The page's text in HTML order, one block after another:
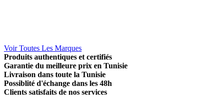
Voir Toutes Les Marques
Produits authentiques et certifiés
Garantie du meilleure prix en Tunisie
Livraison dans toute la Tunisie
Possiblité d'échange dans les 48h
Clients satisfaits de nos services